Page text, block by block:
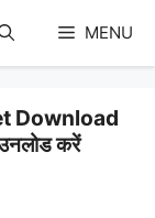
MENU
Download
करें